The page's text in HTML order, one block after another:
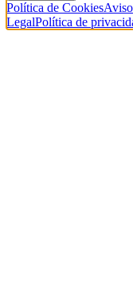
Política de CookiesAviso
LegalPolítica de